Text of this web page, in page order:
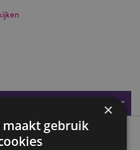
×
maakt gebruik